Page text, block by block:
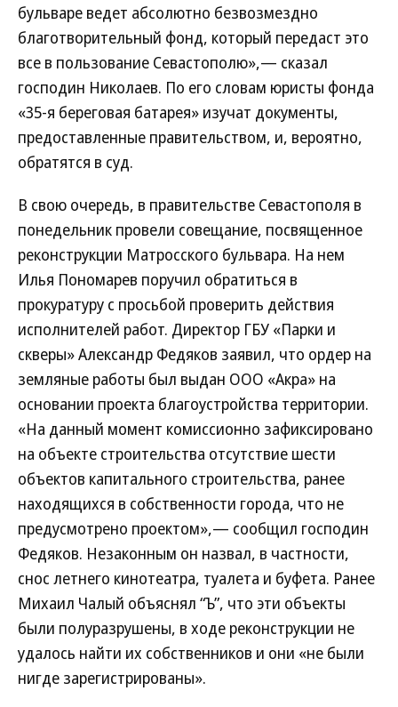
бульваре ведет абсолютно безвозмездно
благотворительный фонд, который передаст это
все в пользование Севастополю»,— сказал
господин Николаев. По его словам юристы фонда
«35-я береговая батарея» изучат документы,
предоставленные правительством, и, вероятно,
обратятся в суд.
В свою очередь, в правительстве Севастополя в
понедельник провели совещание, посвященное
реконструкции Матросского бульвара. На нем
Илья Пономарев поручил обратиться в
прокуратуру с просьбой проверить действия
исполнителей работ. Директор ГБУ «Парки и
скверы» Александр Федяков заявил, что ордер на
земляные работы был выдан ООО «Акра» на
основании проекта благоустройства территории.
«На данный момент комиссионно зафиксировано
на объекте строительства отсутствие шести
объектов капитального строительства, ранее
находящихся в собственности города, что не
предусмотрено проектом»,— сообщил господин
Федяков. Незаконным он назвал, в частности,
снос летнего кинотеатра, туалета и буфета. Ранее
Михаил Чалый объяснял “Ъ”, что эти объекты
были полуразрушены, в ходе реконструкции не
удалось найти их собственников и они «не были
нигде зарегистрированы».